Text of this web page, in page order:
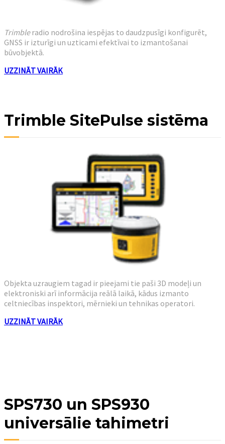
Trimbleradio nodrošina iespējas to daudzpusīgi konfigurēt,
GNSS ir izturīgi un uzticami efektīvai to izmantošanai
būvobjektā.
UZZINĀT VAIRĀK
Trimble SitePulse sistēma
Objekta uzraugiem tagad ir pieejami tie paši 3D modeļi un
elektroniski arī informācija reālā laikā, kādus izmanto
celtniecības inspektori, mērnieki un tehnikas operatori.
UZZINĀT VAIRĀK
SPS730 un SPS930
universālie tahimetri